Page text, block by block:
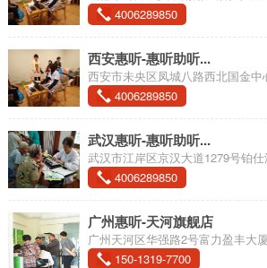
4006289850
西安惠听-惠听助听...
西安市未央区凤城八路西北国金中
4006289850
武汉惠听-惠听助听...
武汉市江岸区京汉大道1279号铂
4006289850
广州惠听-天河旗舰店
广州天河区华强路2号富力盈丰大
150-1319-7700